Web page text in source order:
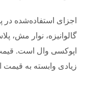
اجزای استفاده‌شده
گالوانیزه، نوار مش،
اپوکسی وال است.
زیادی وابسته به